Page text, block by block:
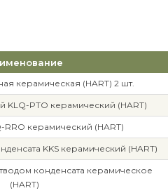
керамическая (HART) 2 шт.
PTO керамический (HART)
керамический (HART)
KKS керамический (HART)
конденсата керамическое
(HART)